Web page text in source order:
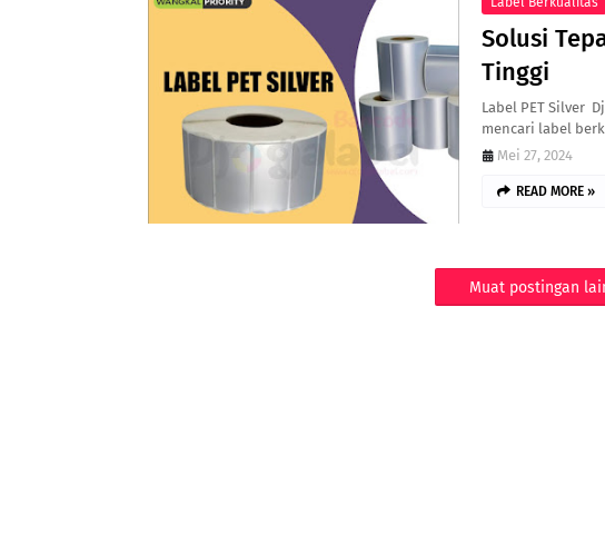
Solusi
Tinggi
Label PET Silver
mencari label
Mei 27, 2024
READ MORE »
Muat postingan